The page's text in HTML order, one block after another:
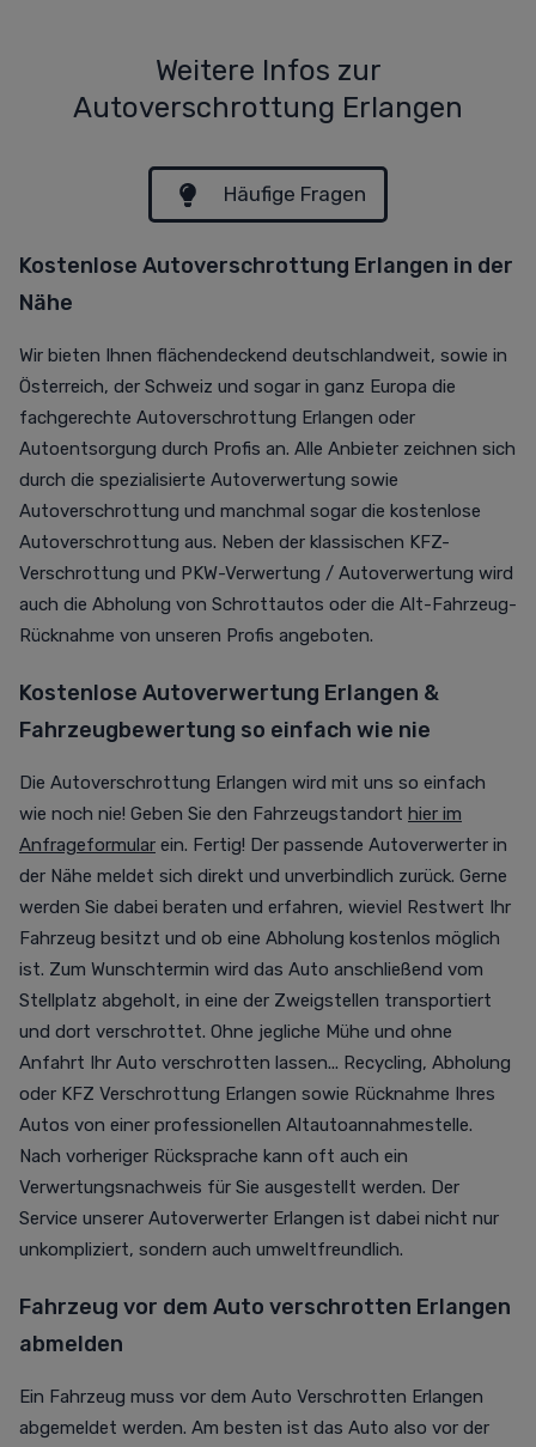
Weitere Infos zur
Autoverschrottung Erlangen
Häufige Fragen
Kostenlose Autoverschrottung Erlangen in der
Nähe
Wir bieten Ihnen flächendeckend deutschlandweit, sowie in
Österreich, der Schweiz und sogar in ganz Europa die
fachgerechte Autoverschrottung Erlangen oder
Autoentsorgung durch Profis an. Alle Anbieter zeichnen sich
durch die spezialisierte Autoverwertung sowie
Autoverschrottung und manchmal sogar die kostenlose
Autoverschrottung aus. Neben der klassischen KFZ-
Verschrottung und PKW-Verwertung / Autoverwertung wird
auch die Abholung von Schrottautos oder die Alt-Fahrzeug-
Rücknahme von unseren Profis angeboten.
Kostenlose Autoverwertung Erlangen &
Fahrzeugbewertung so einfach wie nie
Die Autoverschrottung Erlangen wird mit uns so einfach
wie noch nie! Geben Sie den Fahrzeugstandort hier im
Anfrageformular ein. Fertig! Der passende Autoverwerter in
der Nähe meldet sich direkt und unverbindlich zurück. Gerne
werden Sie dabei beraten und erfahren, wieviel Restwert Ihr
Fahrzeug besitzt und ob eine Abholung kostenlos möglich
ist. Zum Wunschtermin wird das Auto anschließend vom
Stellplatz abgeholt, in eine der Zweigstellen transportiert
und dort verschrottet. Ohne jegliche Mühe und ohne
Anfahrt Ihr Auto verschrotten lassen... Recycling, Abholung
oder KFZ Verschrottung Erlangen sowie Rücknahme Ihres
Autos von einer professionellen Altautoannahmestelle.
Nach vorheriger Rücksprache kann oft auch ein
Verwertungsnachweis für Sie ausgestellt werden. Der
Service unserer Autoverwerter Erlangen ist dabei nicht nur
unkompliziert, sondern auch umweltfreundlich.
Fahrzeug vor dem Auto verschrotten Erlangen
abmelden
Ein Fahrzeug muss vor dem Auto Verschrotten Erlangen
abgemeldet werden. Am besten ist das Auto also vor der